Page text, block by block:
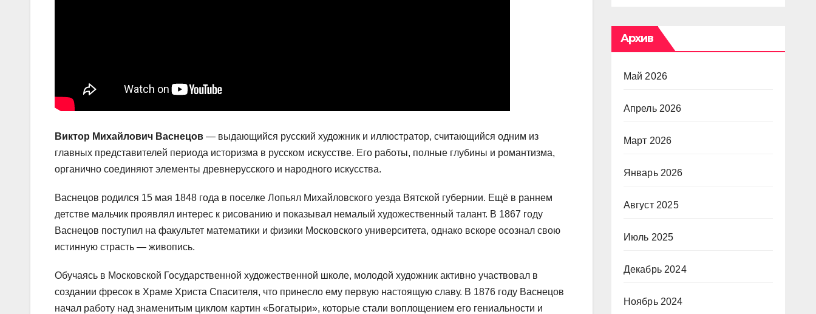
Виктор Михайлович Васнецов — выдающийся русский художник и иллюстратор, считающийся одним из
главных представителей периода историзма в русском искусстве. Его работы, полные глубины и романтизма,
органично соединяют элементы древнерусского и народного искусства.
Васнецов родился 15 мая 1848 года в поселке Лопьял Михайловского уезда Вятской губернии. Ещё в раннем
детстве мальчик проявлял интерес к рисованию и показывал немалый художественный талант. В 1867 году
Васнецов поступил на факультет математики и физики Московского университета, однако вскоре осознал свою
истинную страсть — живопись.
Обучаясь в Московской Государственной художественной школе, молодой художник активно участвовал в
создании фресок в Храме Христа Спасителя, что принесло ему первую настоящую славу. В 1876 году Васнецов
начал работу над знаменитым циклом картин «Богатыри», которые стали воплощением его гениальности и
Архив
Май 2026
Апрель 2026
Март 2026
Январь 2026
Август 2025
Июль 2025
Декабрь 2024
Ноябрь 2024